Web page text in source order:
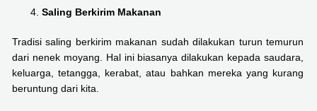
Saling Berkirim Makanan
Tradisi saling berkirim makanan sudah dilakukan turun temurun
dari nenek moyang. Hal ini biasanya dilakukan kepada saudara,
keluarga, tetangga, kerabat, atau bahkan mereka yang kurang
beruntung dari kita.